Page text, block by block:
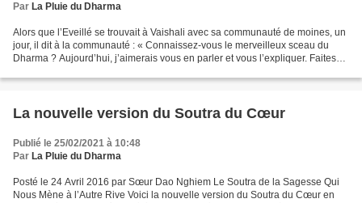
Par La Pluie du Dharma
Alors que l’Eveillé se trouvait à Vaishali avec sa communauté de moines, un
jour, il dit à la communauté : « Connaissez-vous le merveilleux sceau du
Dharma ? Aujourd’hui, j’aimerais vous en parler et vous l’expliquer. Faites
La nouvelle version du Soutra du Cœur
Publié le 25/02/2021 à 10:48
Par La Pluie du Dharma
Posté le 24 Avril 2016 par Sœur Dao Nghiem Le Soutra de la Sagesse Qui
Nous Mène à l’Autre Rive Voici la nouvelle version du Soutra du Cœur en